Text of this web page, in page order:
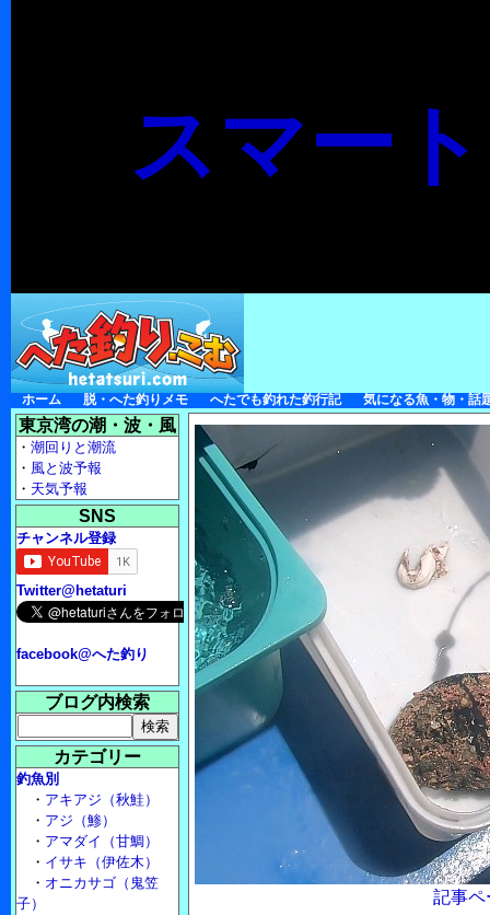
スマー
ホーム 脱・へた釣りメモ へたでも釣れた釣行記 気になる魚・物・話
記事ペ
東京湾の潮・波・風
・ 潮回りと潮流
・ 風と波予報
・ 天気予報
SNS
チャンネル登録
Twitter@hetaturi
facebook@へた釣り
ブログ内検索
カテゴリー
釣魚別
・ アキアジ（秋鮭）
・ アジ（鯵）
・ アマダイ（甘鯛）
・ イサキ（伊佐木）
・ オニカサゴ（鬼笠
子）